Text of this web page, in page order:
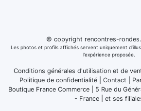
© copyright rencontres-
Les photos et profils affichés servent uniquement
l’expérience proposée.
Conditions générales d'utilisation et de
Politique de confidentialité
Contact
Boutique France Commerce | 5 Rue du
- France
et ses